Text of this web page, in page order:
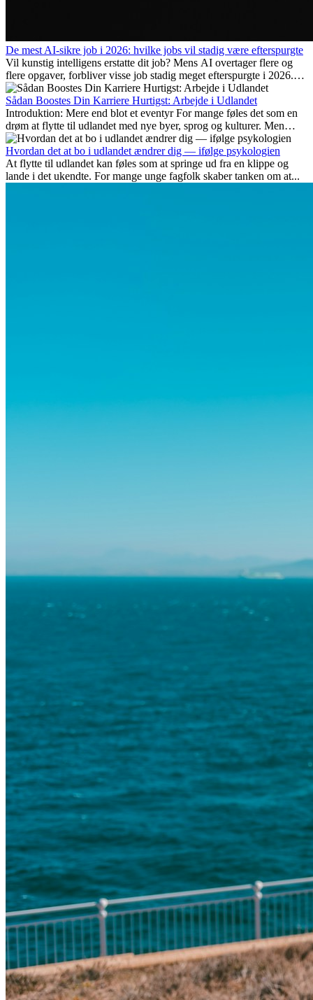
De mest AI-sikre job i 2026: hvilke jobs vil stadig være efterspurgte
Vil kunstig intelligens erstatte dit job? Mens AI overtager flere og
flere opgaver, forbliver visse job stadig meget efterspurgte i 2026.
Her gennemgår vi hvilke typer arbejde der anses som mest
fremtidssikre, hvilke kompetencer der vil være vigtige på lang sigt,
og hvorfor mange af disse jobs også giver attraktive
karrieremuligheder i udlandet.
Sådan Boostes Din Karriere Hurtigst: Arbejde i Udlandet
Introduktion: Mere end blot et eventyr For mange føles det som en
drøm at flytte til udlandet med nye byer, sprog og kulturer. Men
udover spændingen ved...
Hvordan det at bo i udlandet ændrer dig — ifølge psykologien
At flytte til udlandet kan føles som at springe ud fra en klippe og
lande i det ukendte. For mange unge fagfolk skaber tanken om at...